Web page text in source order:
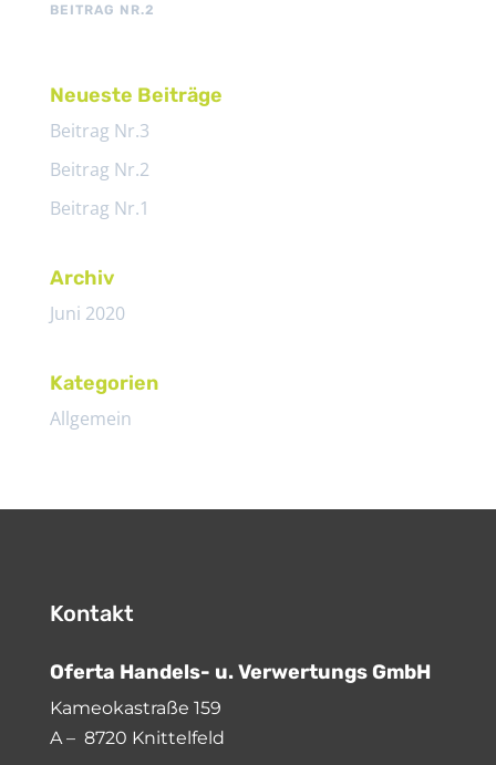
BEITRAG NR.2
Neueste Beiträge
Beitrag Nr.3
Beitrag Nr.2
Beitrag Nr.1
Archiv
Juni 2020
Kategorien
Allgemein
Kontakt
Oferta Handels- u. Verwertungs GmbH
Kameokastraße 159
A – 8720 Knittelfeld